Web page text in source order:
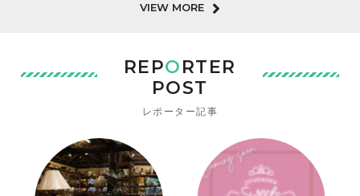
VIEW MORE
REPORTER
POST
レポーター記事